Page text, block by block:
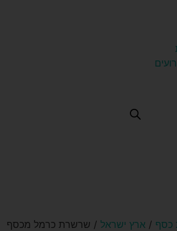
כסף / ארץ ישראל / שרשרת כרמל מכסף